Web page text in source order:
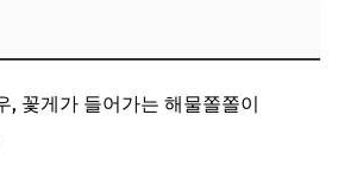
, 꽃게가 들어가는 해물쫄쫄이